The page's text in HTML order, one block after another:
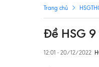
Trang chủ
Đề HSG
12:01 - 20/12/2022